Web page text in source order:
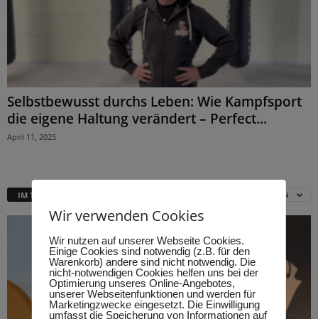
Selbstbewusst durchs Leben: Wie Kampfsport
die eigene Haltung verändert – Perfect...
April 11, 2025
IM TREND ALLE KATEGORIEN
Wir verwenden Cookies
Wir nutzen auf unserer Webseite Cookies.
Einige Cookies sind notwendig (z.B. für den
Warenkorb) andere sind nicht notwendig. Die
nicht-notwendigen Cookies helfen uns bei der
Optimierung unseres Online-Angebotes,
unserer Webseitenfunktionen und werden für
Marketingzwecke eingesetzt. Die Einwilligung
umfasst die Speicherung von Informationen auf